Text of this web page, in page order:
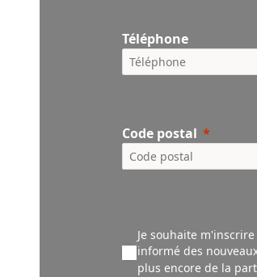
Téléphone
Code postal
Je souhaite
informé des
plus encore de la